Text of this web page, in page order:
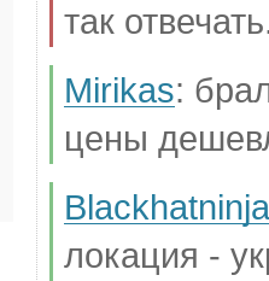
так
Mirikas:
цены
Blackhatninja
локация -